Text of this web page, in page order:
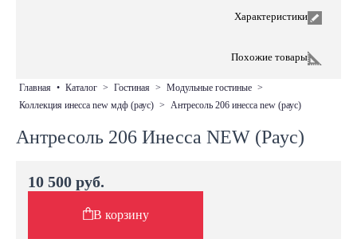
Характеристики
Похожие товары
главная • каталог > гостиная > модульные гостиные >
коллекция инесса new мдф (раус) > антресоль 206 инесса new (раус)
Антресоль 206 Инесса NEW (Раус)
10 500 руб.
В корзину